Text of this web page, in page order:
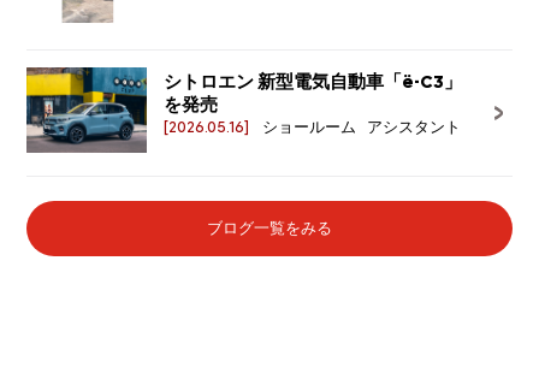
シトロエン 新型電気自動車「ë-C3」
を発売
[2026.05.16] ショールーム アシスタント
ブログ一覧をみる